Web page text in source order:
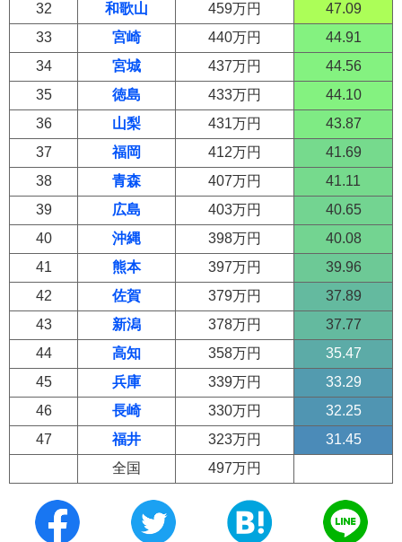
32
和歌山 459万円
47.09
33
宮崎 440万円
44.91
34
宮城 437万円
44.56
35
徳島 433万円
44.10
36
山梨 431万円
43.87
37
福岡 412万円
41.69
38
青森 407万円
41.11
39
広島 403万円
40.65
40
沖縄 398万円
40.08
41
熊本 397万円
39.96
42
佐賀 379万円
37.89
43
新潟 378万円
37.77
44
高知 358万円
35.47
45
兵庫 339万円
33.29
46
長崎 330万円
32.25
47
福井 323万円
31.45
全国
497万円